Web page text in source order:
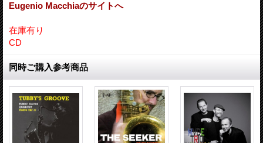
Eugenio Macchiaのサイトへ
在庫有り
CD
同時ご購入参考商品